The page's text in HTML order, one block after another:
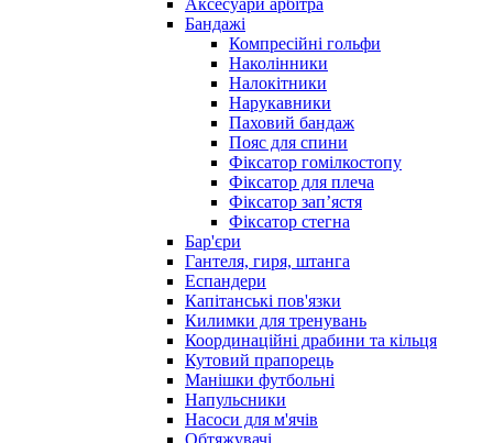
Аксесуари арбітра
Бандажі
Компресійні гольфи
Наколінники
Налокітники
Нарукавники
Паховий бандаж
Пояс для спини
Фіксатор гомілкостопу
Фіксатор для плеча
Фіксатор запʼястя
Фіксатор стегна
Бар'єри
Гантеля, гиря, штанга
Еспандери
Капітанські пов'язки
Килимки для тренувань
Координаційні драбини та кільця
Кутовий прапорець
Манішки футбольні
Напульсники
Насоси для м'ячів
Обтяжувачі